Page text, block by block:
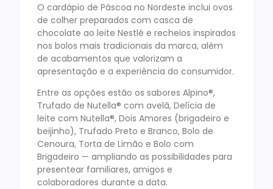
O cardápio de Páscoa no Nordeste inclui ovos
de colher preparados com casca de
chocolate ao leite Nestlé e recheios inspirados
nos bolos mais tradicionais da marca, além
de acabamentos que valorizam a
apresentação e a experiência do consumidor.
Entre as opções estão os sabores Alpino®️,
Trufado de Nutella®️ com avelã, Delícia de
leite com Nutella®️, Dois Amores (brigadeiro e
beijinho), Trufado Preto e Branco, Bolo de
Cenoura, Torta de Limão e Bolo com
Brigadeiro — ampliando as possibilidades para
presentear familiares, amigos e
colaboradores durante a data.